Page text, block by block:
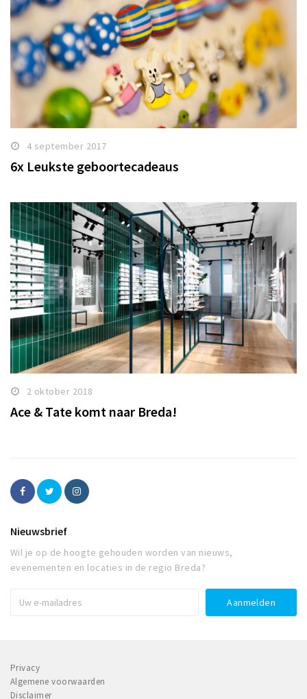
4 september 2017
6x Leukste geboortecadeaus
2 oktober 2018
Ace & Tate komt naar Breda!
Nieuwsbrief
Wil je op de hoogte gehouden worden van nieuws,
evenementen en locaties in de regio Breda?
Privacy
Algemene voorwaarden
Disclaimer